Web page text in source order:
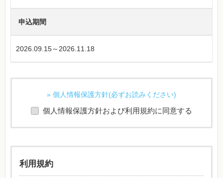
申込期間
2026.09.15～2026.11.18
» 個人情報保護方針(必ずお読みください)
個人情報保護方針および利用規約に同意する
利用規約